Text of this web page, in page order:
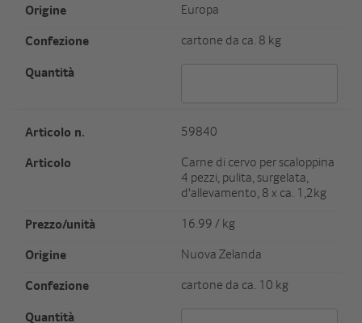
Herkunft
Europa
Verpackungseinheit/Gewicht
cartone da ca. 8 kg
Artikel Nr.
59840
Artikel
Carne di cervo per scaloppina
4 pezzi, pulita, surgelata,
d'allevamento, 8 x ca. 1,2kg
Preis/Einheit
16.99 / kg
Herkunft
Nuova Zelanda
Verpackungseinheit/Gewicht
cartone da ca. 10 kg